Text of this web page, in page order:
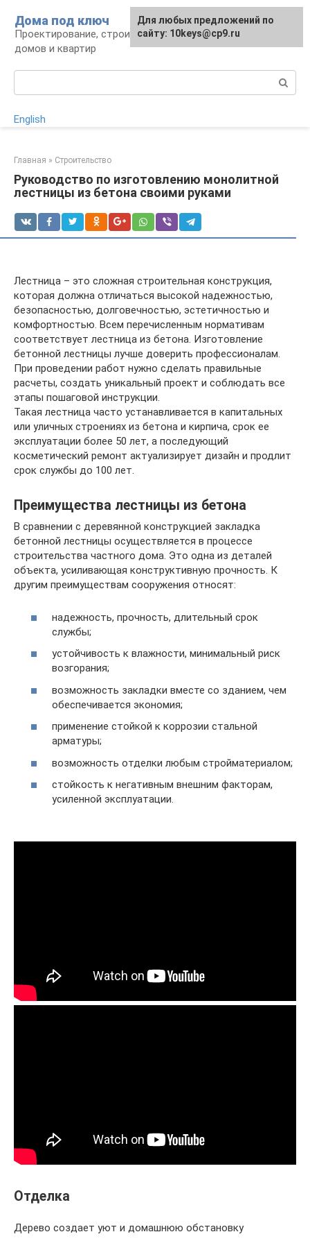
контенту
Дома под ключ
Проектирование, строительство и отделка
домов и квартир
English
Главная » Строительство
Руководство по изготовлению монолитной
лестницы из бетона своими руками
Лестница – это сложная строительная конструкция,
которая должна отличаться высокой надежностью,
безопасностью, долговечностью, эстетичностью и
комфортностью. Всем перечисленным нормативам
соответствует лестница из бетона. Изготовление
бетонной лестницы лучше доверить профессионалам.
При проведении работ нужно сделать правильные
расчеты, создать уникальный проект и соблюдать все
этапы пошаговой инструкции.
Такая лестница часто устанавливается в капитальных
или уличных строениях из бетона и кирпича, срок ее
эксплуатации более 50 лет, а последующий
косметический ремонт актуализирует дизайн и продлит
срок службы до 100 лет.
Преимущества лестницы из бетона
В сравнении с деревянной конструкцией закладка
бетонной лестницы осуществляется в процессе
строительства частного дома. Это одна из деталей
объекта, усиливающая конструктивную прочность. К
другим преимуществам сооружения относят:
надежность, прочность, длительный срок
службы;
устойчивость к влажности, минимальный риск
возгорания;
возможность закладки вместе со зданием, чем
обеспечивается экономия;
применение стойкой к коррозии стальной
арматуры;
возможность отделки любым стройматериалом;
стойкость к негативным внешним факторам,
усиленной эксплуатации.
Отделка
Дерево создает уют и домашнюю обстановку
Для любых предложений по
сайту: 10keys@cp9.ru